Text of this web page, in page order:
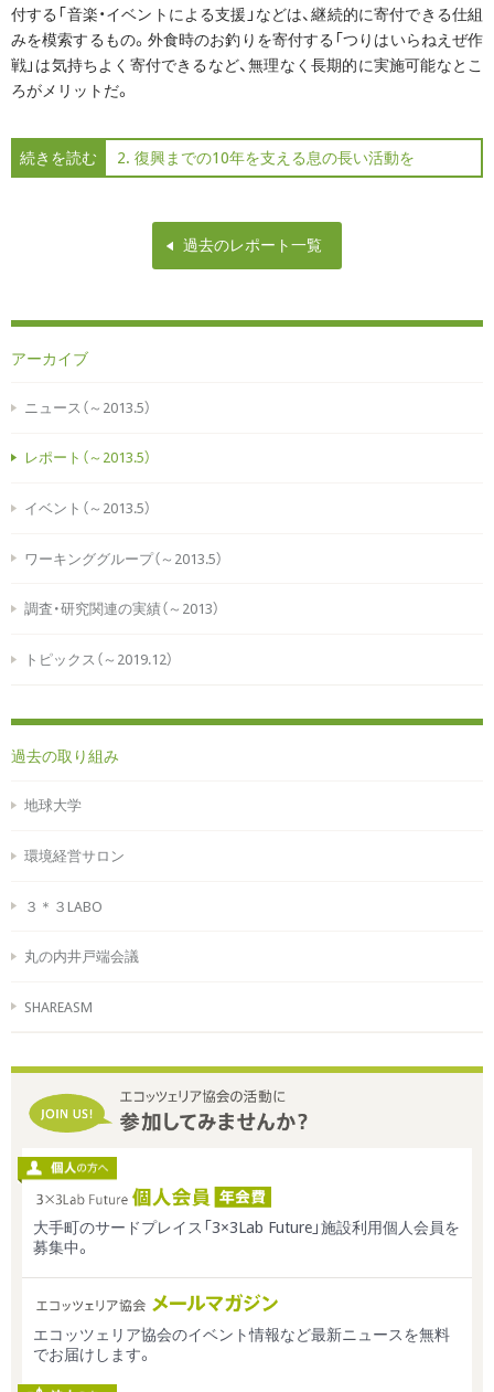
付する「音楽・イベントによる支援」などは、継続的に寄付できる仕組
みを模索するもの。外食時のお釣りを寄付する「つりはいらねえぜ作
戦」は気持ちよく寄付できるなど、無理なく長期的に実施可能なとこ
ろがメリットだ。
続きを読む 2. 復興までの10年を支える息の長い活動を
過去のレポート一覧
アーカイブ
ニュース（～2013.5）
レポート（～2013.5）
イベント（～2013.5）
ワーキンググループ（～2013.5）
調査・研究関連の実績（～2013）
トピックス（～2019.12）
過去の取り組み
地球大学
環境経営サロン
３＊３LABO
丸の内井戸端会議
SHAREASM
大手町のサードプレイス「3×3Lab Future」施設利用個人会員を
募集中。
エコッツェリア協会のイベント情報など最新ニュースを無料
でお届けします。